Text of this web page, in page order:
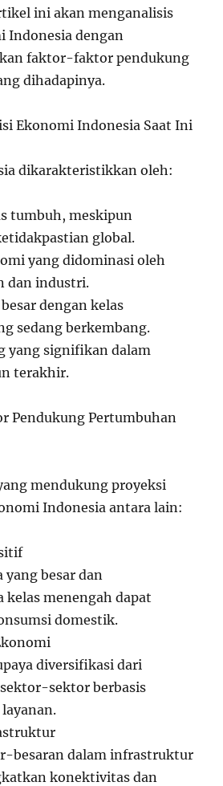
ini akan menganalisis
Indonesia dengan
faktor-faktor pendukung
dihadapinya.
Ekonomi Indonesia Saat Ini
dikarakteristikkan oleh:
tumbuh, meskipun
global.
yang didominasi oleh
dan industri.
dengan kelas
sedang berkembang.
yang signifikan dalam
terakhir.
Pendukung Pertumbuhan
mendukung proyeksi
Indonesia antara lain:
yang besar dan
menengah dapat
domestik.
diversifikasi dari
sektor berbasis
besaran dalam infrastruktur
konektivitas dan